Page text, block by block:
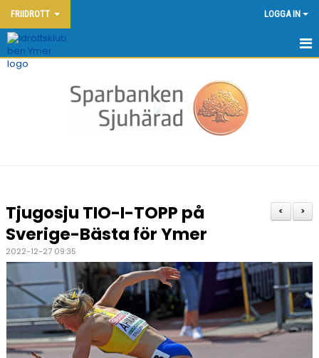
FRIIDROTT LOGGA IN
HEM - FRIIDROTT
DOKUMENT
FRIIDROTTSSKOLAN
YMERSPELEN DEN 7:E JUNI 2026
TÄVLINGAR
RESULTAT & STATISTIK
>
<
Tjugosju TIO-I-TOPP på
Sverige-Bästa för Ymer
2022-12-27 09:35